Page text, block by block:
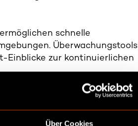
Über Cookies
schnelle
Überwachungstools
Einblicke zur kontinuierlichen
ISO 27001. Dies minimiert
IT & Solution Architecture
Kosteneffizienz – ein